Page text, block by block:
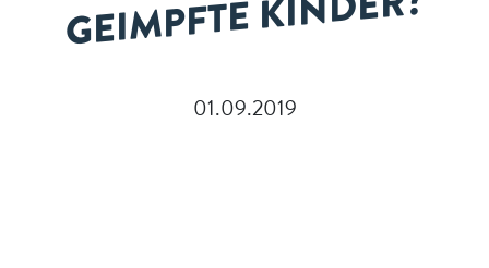
01.09.2019